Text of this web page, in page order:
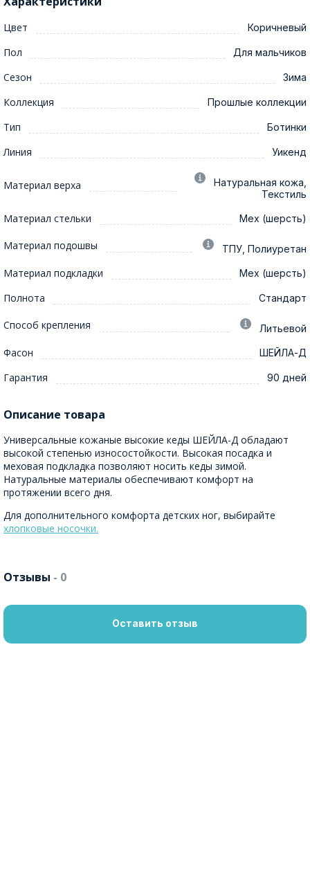
Цвет Коричневый
Пол Для мальчиков
Сезон Зима
Коллекция Прошлые коллекции
Тип Ботинки
Линия Уикенд
Материал верха
Натуральная кожа,
Текстиль
Материал стельки Мех (шерсть)
Материал подошвы ТПУ, Полиуретан
Материал подкладки Мех (шерсть)
Полнота Стандарт
Способ крепления Литьевой
Фасон ШЕЙЛА-Д
Гарантия 90 дней
Описание товара
Универсальные кожаные высокие кеды ШЕЙЛА-Д обладают
высокой степенью износостойкости. Высокая посадка и
меховая подкладка позволяют носить кеды зимой.
Натуральные материалы обеспечивают комфорт на
протяжении всего дня.
Для дополнительного комфорта детских ног, выбирайте
хлопковые носочки.
Отзывы - 0
Оставить отзыв